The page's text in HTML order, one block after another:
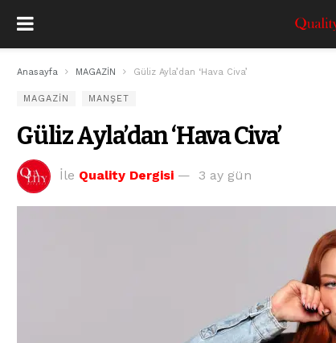
Anasayfa MAGAZİN Güliz Ayla’dan ‘Hava Civa’
MAGAZİN MANŞET
Güliz Ayla’dan ‘Hava Civa’
İle Quality Dergisi 3 ay gün